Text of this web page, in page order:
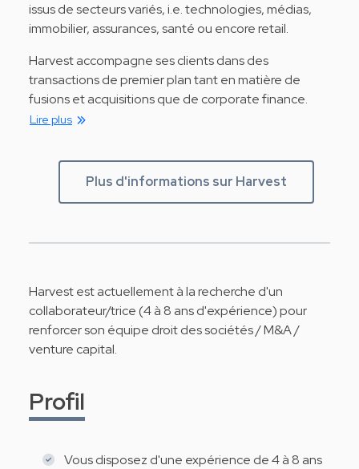
issus de secteurs variés, i.e. technologies, médias,
immobilier, assurances, santé ou encore retail.
Harvest accompagne ses clients dans des
transactions de premier plan tant en matière de
fusions et acquisitions que de corporate finance.
Lire plus
Plus d'informations sur Harvest
Harvest est actuellement à la recherche d'un
collaborateur/trice (4 à 8 ans d'expérience) pour
renforcer son équipe droit des sociétés / M&A /
venture capital.
Profil
Vous disposez d'une expérience de 4 à 8 ans